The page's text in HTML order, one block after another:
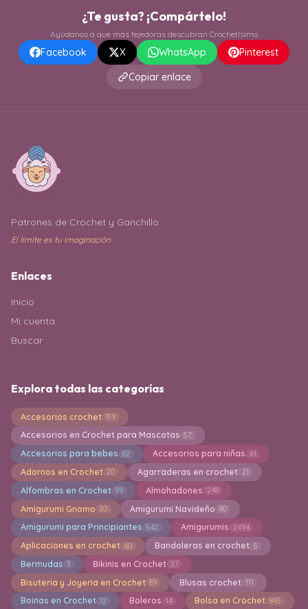
¿Te gusta? ¡Compártelo!
Ayúdanos a que más tejedoras descubran Crochetísimo
Facebook X WhatsApp
Pinterest
Copiar enlace
Patrones de Crochet y Ganchillo
El límite es tu imaginación
Enlaces
Inicio
Mi cuenta
Buscar
Explora todas las categorías
Accesorios crochet 319
Accesorios en Crochet para Mascotas 57
Accesorios para bebes 62 Accesorios para niñas 61
Adornos en Crochet 20 Agarraderas en crochet 21
Alfombras en Crochet 99 Almohadones 248
Amigurumi Gnomo 20 Amigurumi Navideño 80
Amigurumi para Principiantes 542 Amigurumis 2494
Aplicaciones en crochet 60 Bandoleras en crochet 5
Bermudas 3 Bikinis en Crochet 27
Bisuteria y Joyeria en Crochet 89 Blusas crochet 111
Boinas en Crochet 12 Boleros 14 Bolsa en Crochet 845